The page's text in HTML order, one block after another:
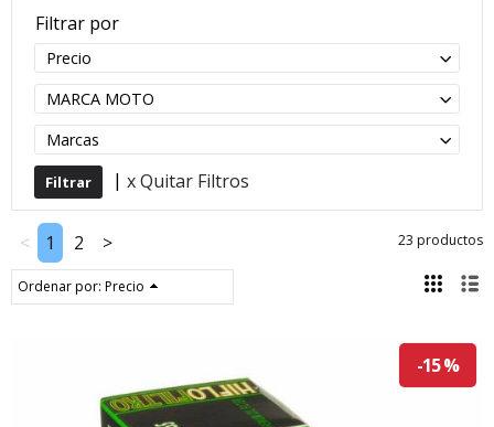
Filtrar por
Precio
MARCA MOTO
Marcas
| x Quitar Filtros
< 1 2 > 23 productos
Ordenar por: Precio
-15 %